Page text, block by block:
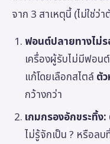
จาก 3 สาเหตุนี้ (ไม่ใช่ว่า
ฟอนต์ปลายทางไม่
เครื่องผู้รับไม่มีฟอน
แก้โดยเลือกสไตล์ตั
กว้างกว่า
เกมกรองอักขระทิ้ง:
ไม่รู้จักเป็น ? หรือล